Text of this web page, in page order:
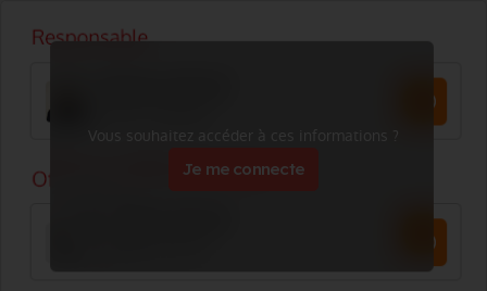
Vous souhaitez accéder à ces informations ?
Je me connecte